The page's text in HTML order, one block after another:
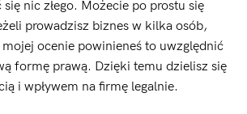
nic złego. Możecie po prostu się
prowadzisz biznes w kilka osób,
ocenie powinieneś to uwzględnić
formę prawą. Dzięki temu dzielisz się
i wpływem na firmę legalnie.